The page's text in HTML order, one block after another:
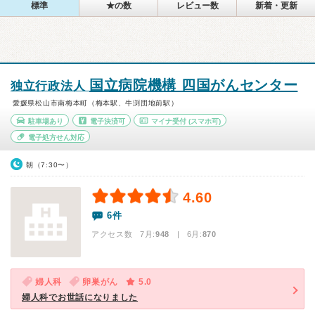
標準 ★の数 レビュー数 新着・更新
独立行政法人 国立病院機構 四国がんセンター
愛媛県松山市南梅本町（梅本駅、牛渕団地前駅）
駐車場あり 電子決済可 マイナ受付 (スマホ可)
電子処方せん対応
朝（7:30〜）
4.60
6件
アクセス数 7月:948 | 6月:870
婦人科 卵巣がん
5.0
婦人科でお世話になりました